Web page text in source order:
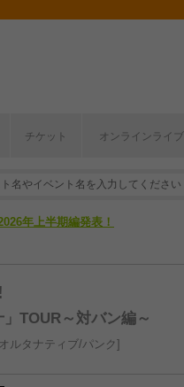
チケット オンラインライブ
報はここから！
年上半期編発表！
年上半期編発表！
TOUR～対バン編～
オルタナティブ/パンク